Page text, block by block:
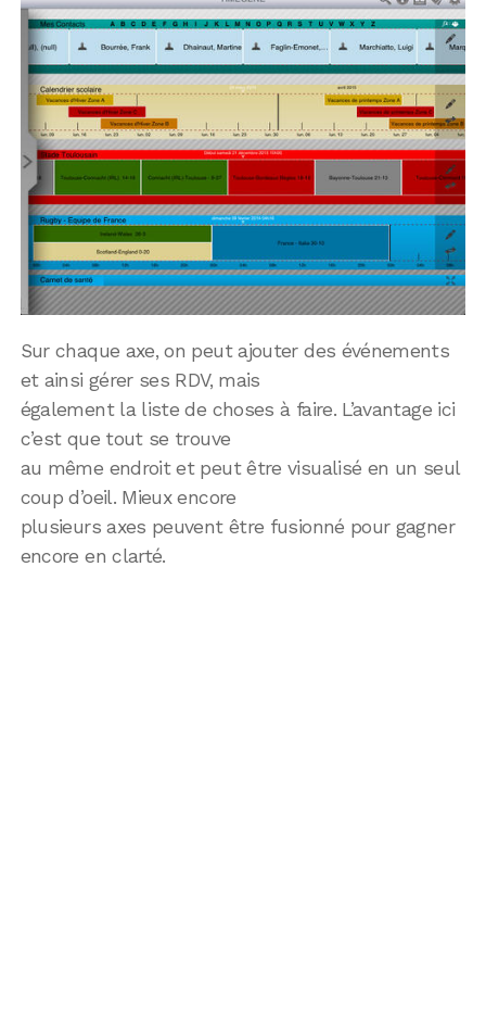
Sur chaque axe, on peut ajouter des événements
et ainsi gérer ses RDV, mais
également la liste de choses à faire. L’avantage ici
c’est que tout se trouve
au même endroit et peut être visualisé en un seul
coup d’oeil. Mieux encore
plusieurs axes peuvent être fusionné pour gagner
encore en clarté.